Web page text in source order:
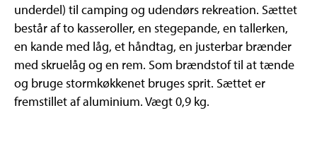
underdel) til camping og udendørs rekreation. Sættet
består af to kasseroller, en stegepande, en tallerken,
en kande med låg, et håndtag, en justerbar brænder
med skruelåg og en rem. Som brændstof til at tænde
og bruge stormkøkkenet bruges sprit. Sættet er
fremstillet af aluminium. Vægt 0,9 kg.